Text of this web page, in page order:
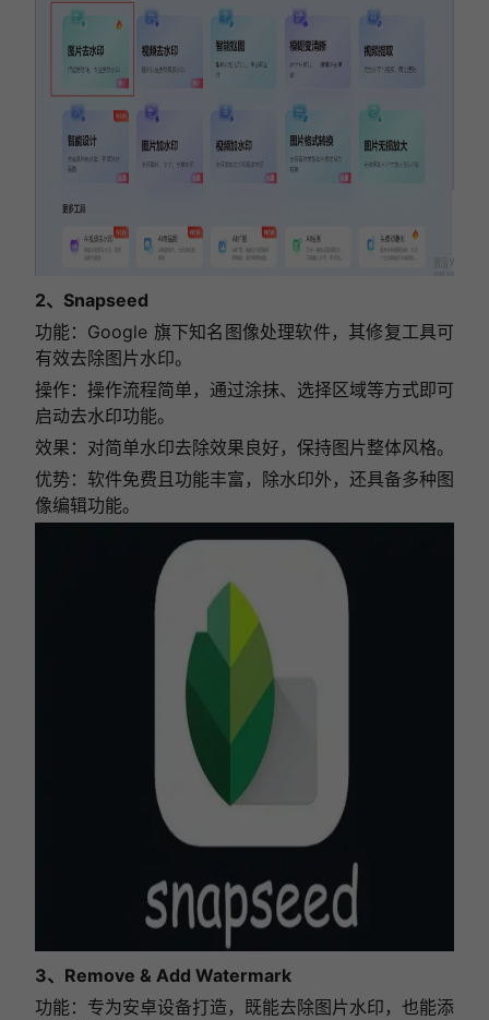
2、Snapseed
功能：Google 旗下知名图像处理软件，其修复工具可
有效去除图片水印。
操作：操作流程简单，通过涂抹、选择区域等方式即可
启动去水印功能。
效果：对简单水印去除效果良好，保持图片整体风格。
优势：软件免费且功能丰富，除水印外，还具备多种图
像编辑功能。
3、Remove & Add Watermark
功能：专为安卓设备打造，既能去除图片水印，也能添